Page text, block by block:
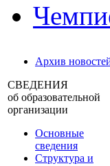
Архив
СВЕДЕНИЯ
об образовательной
организации
Основные
сведения
Структура и